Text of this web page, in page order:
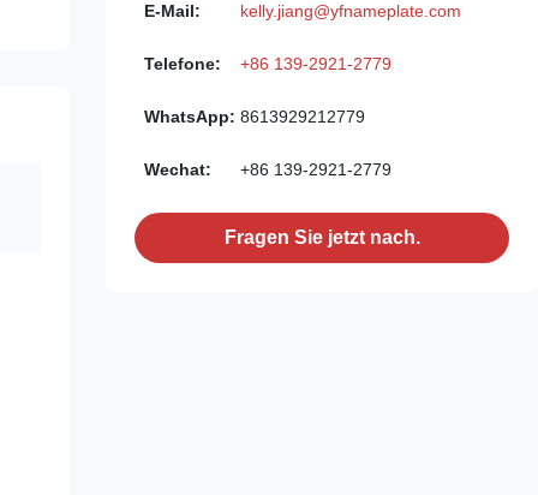
E-Mail: kelly.jiang@yfnameplate.com
Telefone: +86 139-2921-2779
WhatsApp: 8613929212779
Wechat: +86 139-2921-2779
Fragen Sie jetzt nach.